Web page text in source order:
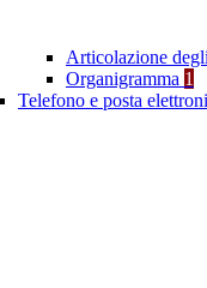
Articolazione
Organigramma 1
Telefono e posta